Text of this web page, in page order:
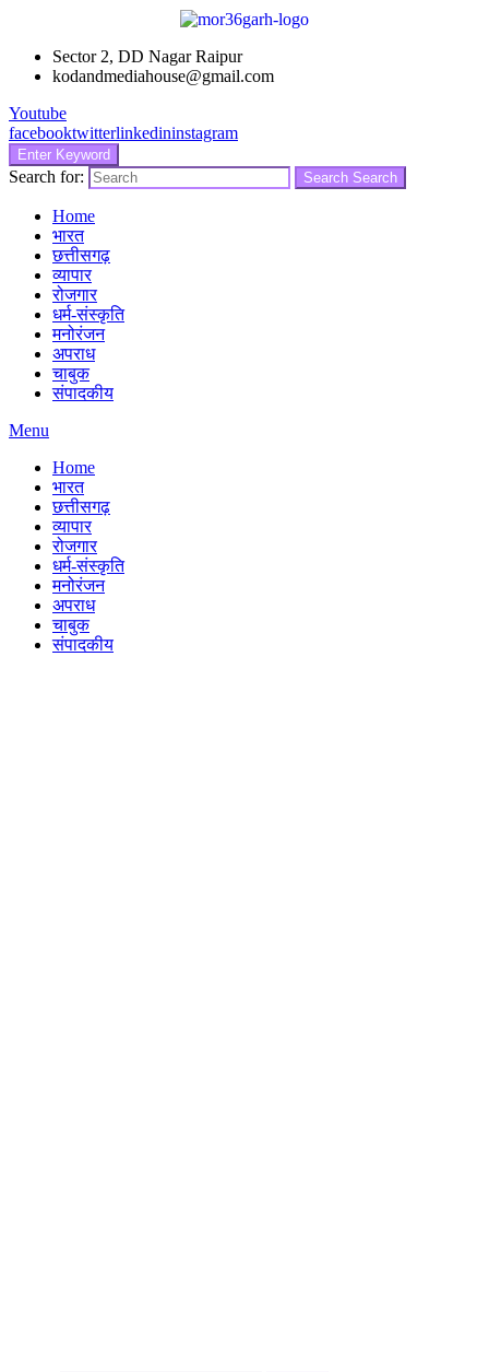
Sector 2, DD Nagar Raipur
kodandmediahouse@gmail.com
Youtube
facebooktwitterlinkedininstagram
Enter Keyword
Search for: Search Search
Home
भारत
छत्तीसगढ़
व्यापार
रोजगार
धर्म-संस्कृति
मनोरंजन
अपराध
चाबुक
संपादकीय
Menu
Home
भारत
छत्तीसगढ़
व्यापार
रोजगार
धर्म-संस्कृति
मनोरंजन
अपराध
चाबुक
संपादकीय